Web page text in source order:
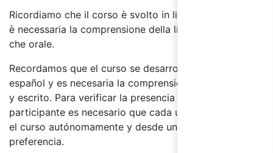
Ricordiamo che il corso è svolto in lingua spagnola ed
è necessaria la comprensione della lingua sia scritta
che orale.
Recordamos que el curso se desarrolla en Idioma
español y es necesaria la comprensión del idioma oral
y escrito. Para verificar la presencia de cada
participante es necesario que cada usuario desarrolle
el curso autónomamente y desde un dispositivo de
preferencia.